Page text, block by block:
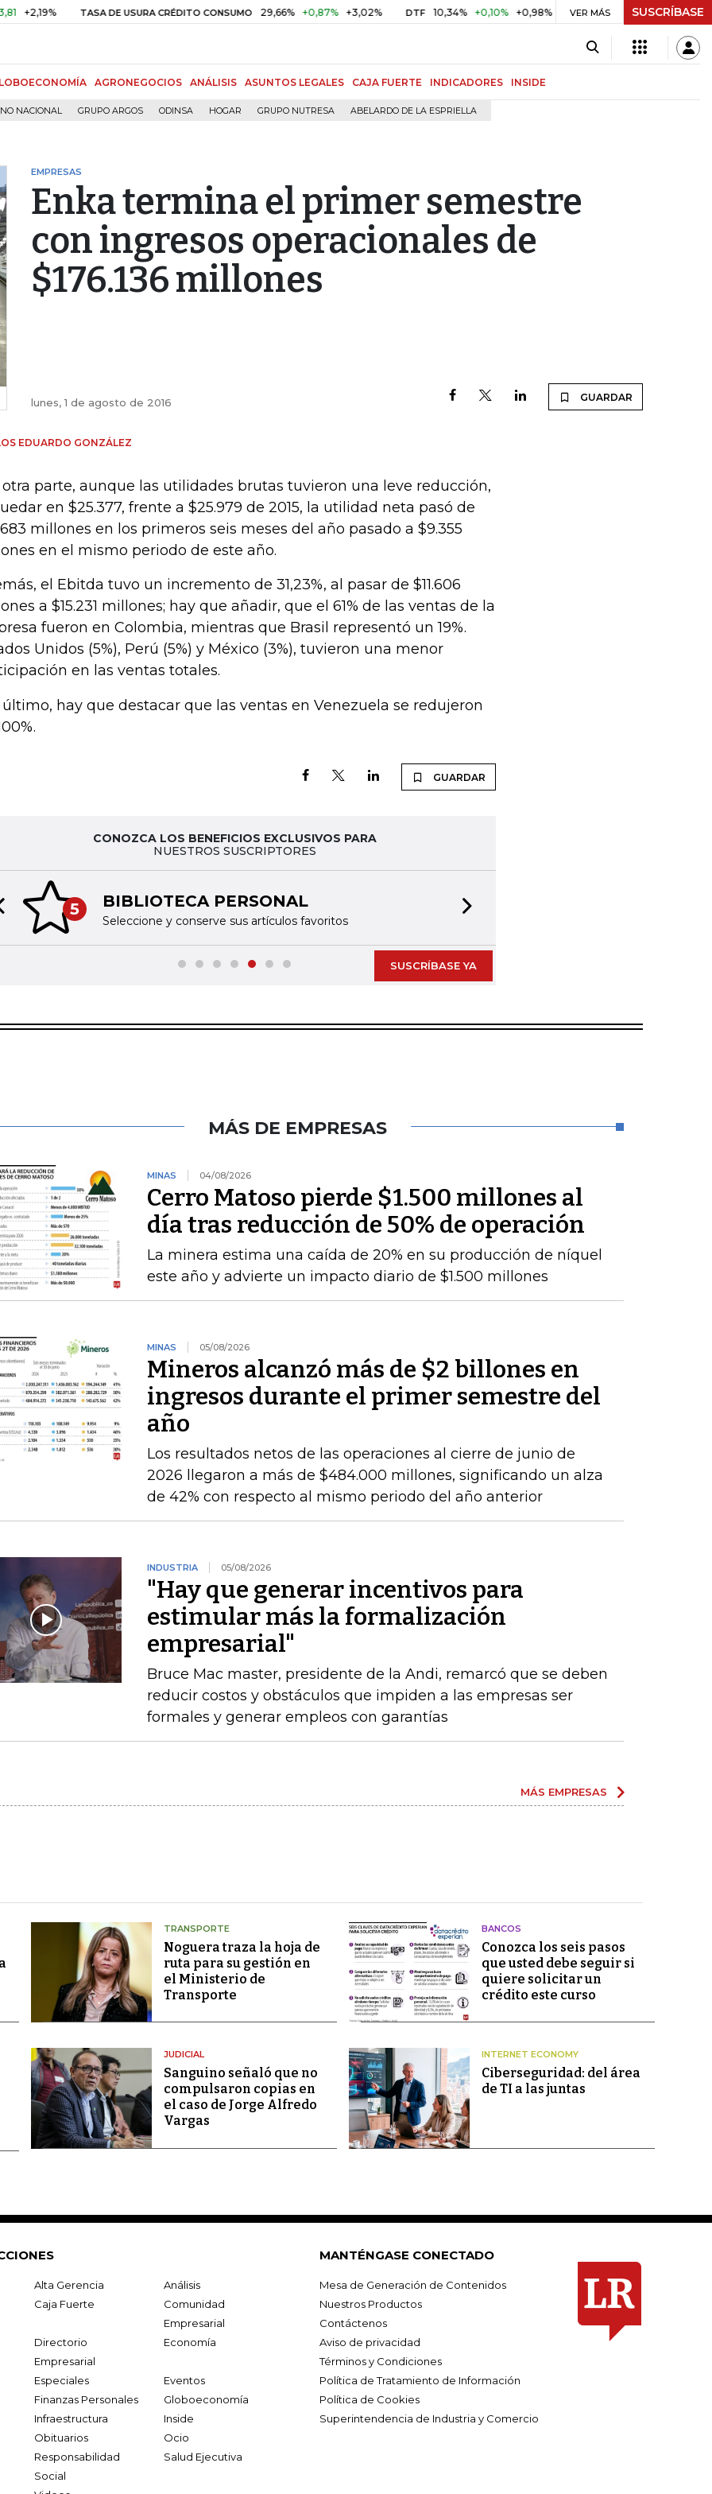
TASA DE USURA CRÉDITO CONSUMO 29,66% +0,87% +3,02% DTF 10,34% +0,10% +0,98% UVR $ 416,91 +$ 0,05 +0,01%
VER MÁS SUSCRÍBASE
AGRONEGOCIOS ANÁLISIS ASUNTOS LEGALES CAJA FUERTE INDICADORES INSIDE
NACIONAL GRUPO ARGOS ODINSA HOGAR GRUPO NUTRESA ABELARDO DE LA ESPRIELLA
EMPRESAS
Enka termina el primer semestre
con ingresos operacionales de
$176.136 millones
lunes, 1 de agosto de 2016 GUARDAR
EDUARDO GONZÁLEZ
otra parte, aunque las utilidades brutas tuvieron una leve reducción,
en $25.377, frente a $25.979 de 2015, la utilidad neta pasó de
millones en los primeros seis meses del año pasado a $9.355
en el mismo periodo de este año.
el Ebitda tuvo un incremento de 31,23%, al pasar de $11.606
a $15.231 millones; hay que añadir, que el 61% de las ventas de la
fueron en Colombia, mientras que Brasil representó un 19%.
Unidos (5%), Perú (5%) y México (3%), tuvieron una menor
en las ventas totales.
hay que destacar que las ventas en Venezuela se redujeron
GUARDAR
CONOZCA LOS BENEFICIOS EXCLUSIVOS PARA
NUESTROS SUSCRIPTORES
5 BIBLIOTECA PERSONAL
Seleccione y conserve sus artículos favoritos
slide
SUSCRÍBASE YA
MÁS DE EMPRESAS
MINAS 04/08/2026
Cerro Matoso pierde $1.500 millones al
día tras reducción de 50% de operación
La minera estima una caída de 20% en su producción de níquel
este año y advierte un impacto diario de $1.500 millones
MINAS 05/08/2026
Mineros alcanzó más de $2 billones en
ingresos durante el primer semestre del
año
Los resultados netos de las operaciones al cierre de junio de
2026 llegaron a más de $484.000 millones, significando un alza
de 42% con respecto al mismo periodo del año anterior
INDUSTRIA 05/08/2026
"Hay que generar incentivos para
estimular más la formalización
empresarial"
Bruce Mac master, presidente de la Andi, remarcó que se deben
reducir costos y obstáculos que impiden a las empresas ser
formales y generar empleos con garantías
MÁS EMPRESAS
TRANSPORTE
Noguera traza la hoja de
ruta para su gestión en
el Ministerio de
Transporte
BANCOS
Conozca los seis pasos
que usted debe seguir si
quiere solicitar un
crédito este curso
JUDICIAL
Sanguino señaló que no
compulsaron copias en
el caso de Jorge Alfredo
Vargas
INTERNET ECONOMY
Ciberseguridad: del área
de TI a las juntas
Alta Gerencia
Análisis
Caja Fuerte
Comunidad
Empresarial
Directorio
Empresarial
Economía
Especiales
Eventos
Finanzas Personales
Globoeconomía
Infraestructura
Inside
Obituarios
Ocio
Responsabilidad
Social
Salud Ejecutiva
MANTÉNGASE CONECTADO
Mesa de Generación de Contenidos
Nuestros Productos
Contáctenos
Aviso de privacidad
Términos y Condiciones
Política de Tratamiento de Información
Política de Cookies
Superintendencia de Industria y Comercio